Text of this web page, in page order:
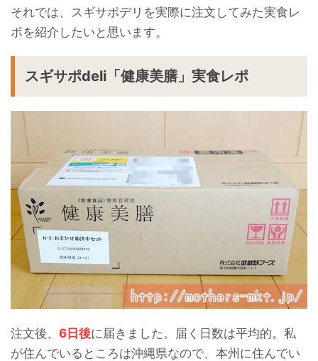
それでは、スギサポデリを実際に注文してみた実食レ
ポを紹介したいと思います。
スギサポdeli「健康美膳」実食レポ
注文後、 6日後に届きました。届く日数は平均的。私
が住んでいるところは沖縄県なので、本州に住んでい